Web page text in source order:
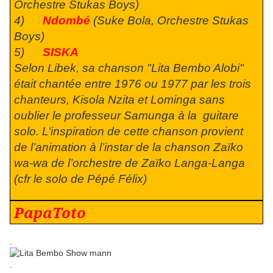
Orchestre Stukas Boys)
4)
Ndombé (Suke Bola, Orchestre Stukas
Boys)
5)
SISKA
Selon Libek, sa chanson "Lita Bembo Alobi"
était chantée entre 1976 ou 1977 par les trois
chanteurs, Kisola Nzita et Lominga sans
oublier le professeur Samunga à la guitare
solo. L’inspiration de cette chanson provient
de l’animation à l’instar de la chanson Zaïko
wa-wa de l’orchestre de Zaïko Langa-Langa
(cfr le solo de Pépé Félix)
PapaToto